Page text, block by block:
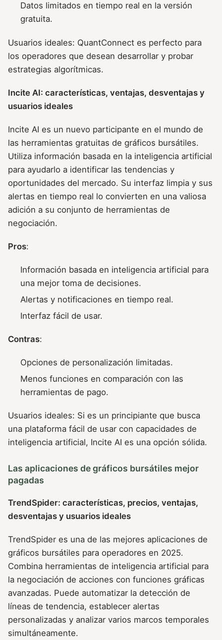
Datos limitados en tiempo real en la versión
gratuita.
Usuarios ideales: QuantConnect es perfecto para
los operadores que desean desarrollar y probar
estrategias algorítmicas.
Incite AI: características, ventajas, desventajas y
usuarios ideales
Incite AI es un nuevo participante en el mundo de
las herramientas gratuitas de gráficos bursátiles.
Utiliza información basada en la inteligencia artificial
para ayudarlo a identificar las tendencias y
oportunidades del mercado. Su interfaz limpia y sus
alertas en tiempo real lo convierten en una valiosa
adición a su conjunto de herramientas de
negociación.
Pros:
Información basada en inteligencia artificial para
una mejor toma de decisiones.
Alertas y notificaciones en tiempo real.
Interfaz fácil de usar.
Contras:
Opciones de personalización limitadas.
Menos funciones en comparación con las
herramientas de pago.
Usuarios ideales: Si es un principiante que busca
una plataforma fácil de usar con capacidades de
inteligencia artificial, Incite AI es una opción sólida.
Las aplicaciones de gráficos bursátiles mejor
pagadas
TrendSpider: características, precios, ventajas,
desventajas y usuarios ideales
TrendSpider es una de las mejores aplicaciones de
gráficos bursátiles para operadores en 2025.
Combina herramientas de inteligencia artificial para
la negociación de acciones con funciones gráficas
avanzadas. Puede automatizar la detección de
líneas de tendencia, establecer alertas
personalizadas y analizar varios marcos temporales
simultáneamente.